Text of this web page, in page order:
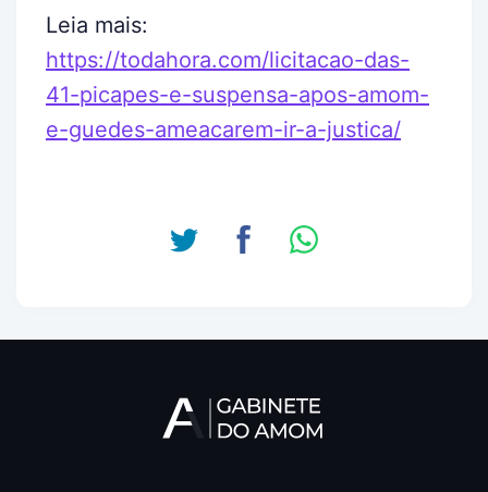
Leia mais:
https://todahora.com/licitacao-das-
41-picapes-e-suspensa-apos-amom-
e-guedes-ameacarem-ir-a-justica/